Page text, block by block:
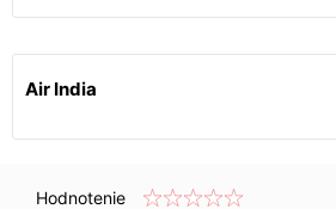
Air India
Hodnotenie